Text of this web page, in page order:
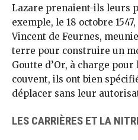
Lazare prenaient-ils leurs
exemple, le 18 octobre
Vincent de Feurnes,
terre pour construire un
Goutte d’Or, à charge
couvent, ils ont bien
déplacer sans leur
LES CARRIÈRES ET LA